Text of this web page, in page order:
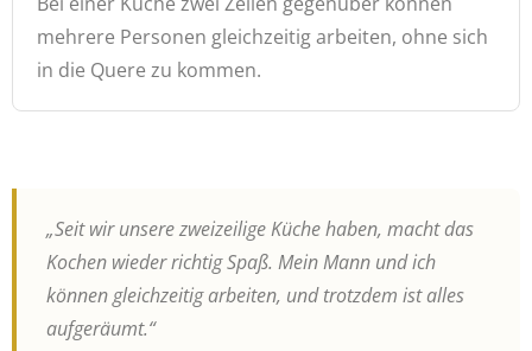
mehrere Personen gleichzeitig arbeiten, ohne sich
in die Quere zu kommen.
„Seit wir unsere zweizeilige Küche haben, macht das
Kochen wieder richtig Spaß. Mein Mann und ich
können gleichzeitig arbeiten, und trotzdem ist alles
aufgeräumt.“